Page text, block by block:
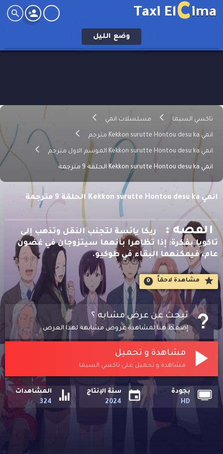
Taxi ElCima
وضع الليل
تاكسي السيما مسلسلات انمي
انمي Kekkon surutte Hontou desu ka مترجم
انمي Kekkon surutte Hontou desu ka الموسم الاول مترجم
انمي Kekkon surutte Hontou desu ka الحلقة 9 مترجمة
انمي Kekkon surutte Hontou desu ka الحلقة 9 مترجمة
القصه :
ريكا يائسة لتجنب النقل وتذهب إلى
تاكويا بفكرة: إذا تظاهرا بأنهما سيتزوجان في غضون
عام، فيمكنهما البقاء في طوكيو.
مشاهدة لاحقاََ 0
تبحث عن عرض مشابه ؟
إضغط هنا لمشاهدة عروض مشابهة لهذا العرض
مشاهدة و تحميل
مشاهدة و تحميل على تاكسي السيما
بجودة
HD
سنة الإنتاج
2024
المشاهدات
324